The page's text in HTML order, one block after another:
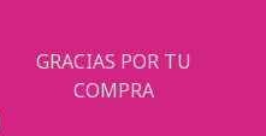
GRACIAS POR TU
COMPRA